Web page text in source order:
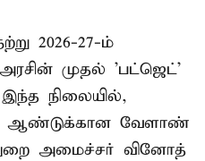
2026-27-ம்
முதல் 'பட்ஜெட்'
நிலையில்,
ம் ஆண்டுக்கான வேளாண்
அமைச்சர் வினோத்